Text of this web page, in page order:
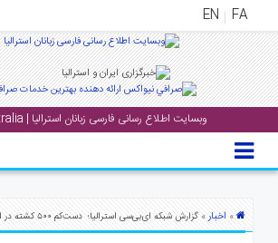
FA
EN
وبسایت اطلاع رسانی فارسی زبانان استرالیا | Voice Of Australia
منوی
اصلی
» اخبار» گزارش شبکه ای‌بی‌سی استرالیا؛ دست‌کم ۵۰۰ کشته در اعتراضات ایران